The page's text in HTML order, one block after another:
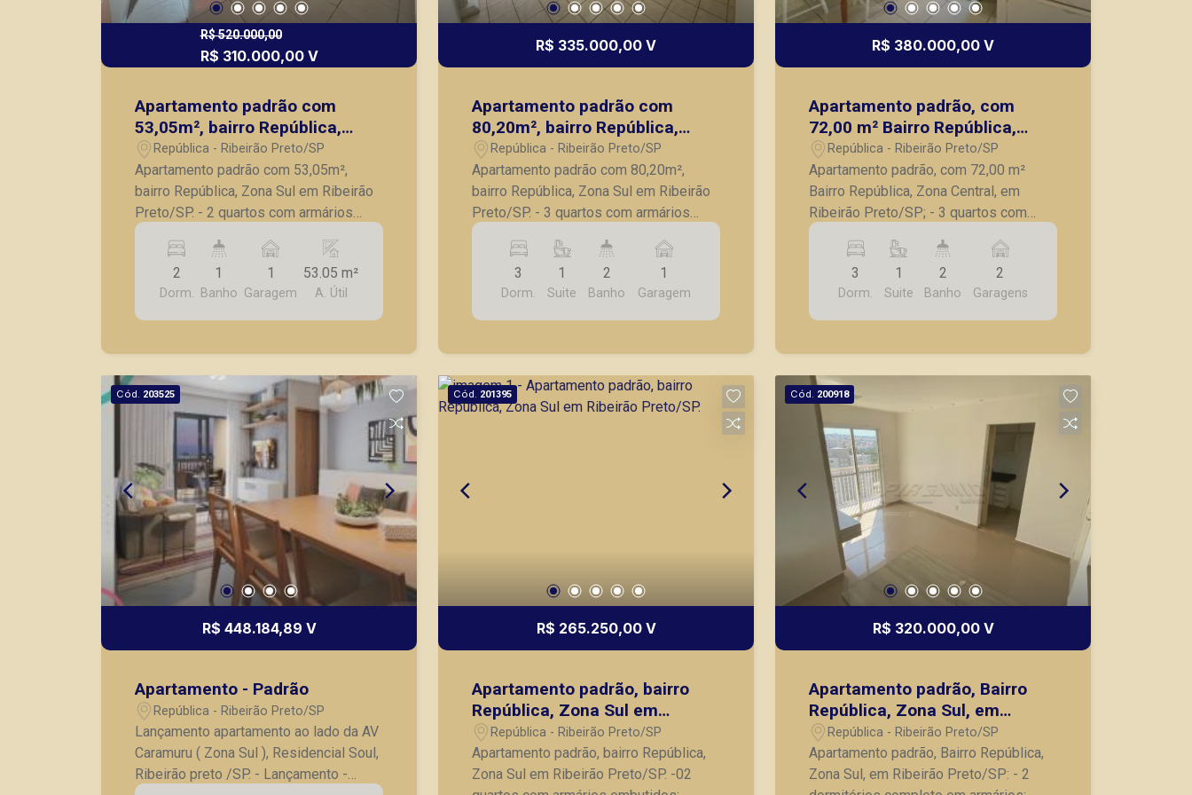
R$ 520.000,00
R$ 310.000,00 V
Apartamento padrão com
53,05m², bairro República,
Zona Sul em Ribeirão Preto/SP.
República - Ribeirão Preto/SP
Apartamento padrão com 53,05m²,
bairro República, Zona Sul em Ribeirão
Preto/SP. - 2 quartos com armários
planejados; - Banheiro social; - Sala
para 2 ambientes; - Sacada com toldo; -
Cozinha planejada; - Lavanderia; - 1
vaga de garagem. A Piramid tem como
objetivo atender seus clientes com
mesmo nos principais lançamentos da
cidade de Ribeirão Preto.
2
Dorm.
1
Banho
1
Garagem
53.05 m²
A. Útil
R$ 335.000,00 V
Apartamento padrão com
80,20m², bairro República,
Zona Sul em Ribeirão Preto/SP.
República - Ribeirão Preto/SP
Apartamento padrão com 80,20m²,
bairro República, Zona Sul em Ribeirão
Preto/SP. - 3 quartos com armários
embutidos, sendo 1 suíte; - Banheiro
social; - Sala para 2 ambientes; -
Sacada; - Cozinha com armários
planejados; - Área de serviço; - 1 vaga
de garagem. A Piramid tem como
vendas de imóveis prontos, usados ou
mesmo nos principais lançamentos da
3
Dorm.
1
Suite
2
Banho
1
Garagem
R$ 380.000,00 V
Apartamento padrão, com
72,00 m² Bairro República,
Zona Central, em Ribeirão
Preto/SP;
República - Ribeirão Preto/SP
Apartamento padrão, com 72,00 m²
Bairro República, Zona Central, em
Ribeirão Preto/SP; - 3 quartos com
armários, sendo 1 suíte; - Banheiro
social com armário; - Sala para 2
ambientes; - Cozinha americana; - Área
de serviço; - 2 vagas de garagem. A
Piramid tem como objetivo atender
imóveis prontos, usados ou mesmo
nos principais lançamentos da cidade
de Ribeirão Preto.
3
Dorm.
1
Suite
2
Banho
2
Garagens
Cód. 203525
R$ 448.184,89 V
Apartamento - Padrão
República - Ribeirão Preto/SP
Lançamento apartamento ao lado da AV
Caramuru ( Zona Sul ), Residencial Soul,
Ribeirão preto /SP. - Lançamento -
Cód. 201395
R$ 265.250,00 V
Apartamento padrão, bairro
República, Zona Sul em
Ribeirão Preto/SP.
República - Ribeirão Preto/SP
Apartamento padrão, bairro República,
Zona Sul em Ribeirão Preto/SP. -02
Cód. 200918
R$ 320.000,00 V
Apartamento padrão, Bairro
República, Zona Sul, em
Ribeirão Preto/SP:
República - Ribeirão Preto/SP
Apartamento padrão, Bairro República,
Zona Sul, em Ribeirão Preto/SP: - 2